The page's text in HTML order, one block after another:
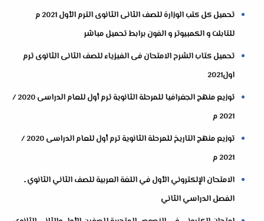
تحميل كل كتب الوزارة للصف الثانى الثانوى الترم الأول 2021 م
للتابلت و الكمبيوتر و الفون برابط تحميل مباشر
تحميل كتاب الشرح الامتحان فى الفيزياء للصف الثانى الثانوى ترم
اول2021
توزيع منهج الجغرافيا للمرحلة الثانوية ترم أول للعام الدراسى 2020 /
2021 م
توزيع منهج التاريخ للمرحلة الثانوية ترم أول للعام الدراسى 2020 /
2021 م
الامتحان الإلكتروني الأول في اللغة العربية للصف الثاني الثانوي ـ
الفصل الدراسي الثاني